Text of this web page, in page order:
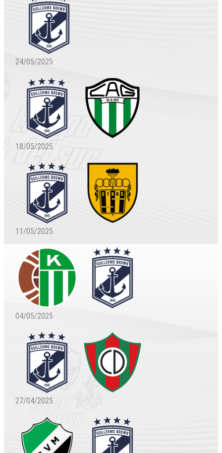
24/05/2025
18/05/2025
11/05/2025
04/05/2025
27/04/2025